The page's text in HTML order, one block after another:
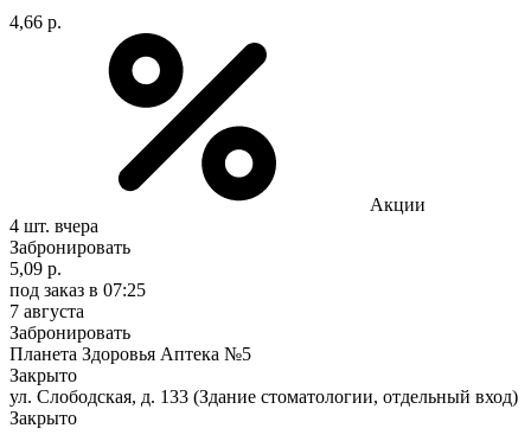
4,66 р.
Акции
4 шт. вчера
Забронировать
5,09 р.
под заказ в 07:25
7 августа
Забронировать
Планета Здоровья Аптека №5
Закрыто
ул. Слободская, д. 133 (Здание стоматологии, отдельный вход)
Закрыто